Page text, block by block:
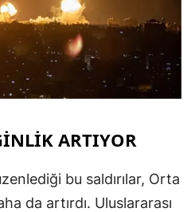
ARTIYOR
bu saldırılar, Orta
da artırdı. Uluslararası